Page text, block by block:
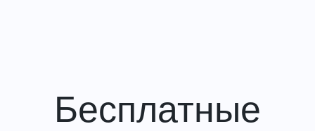
Бесплатные